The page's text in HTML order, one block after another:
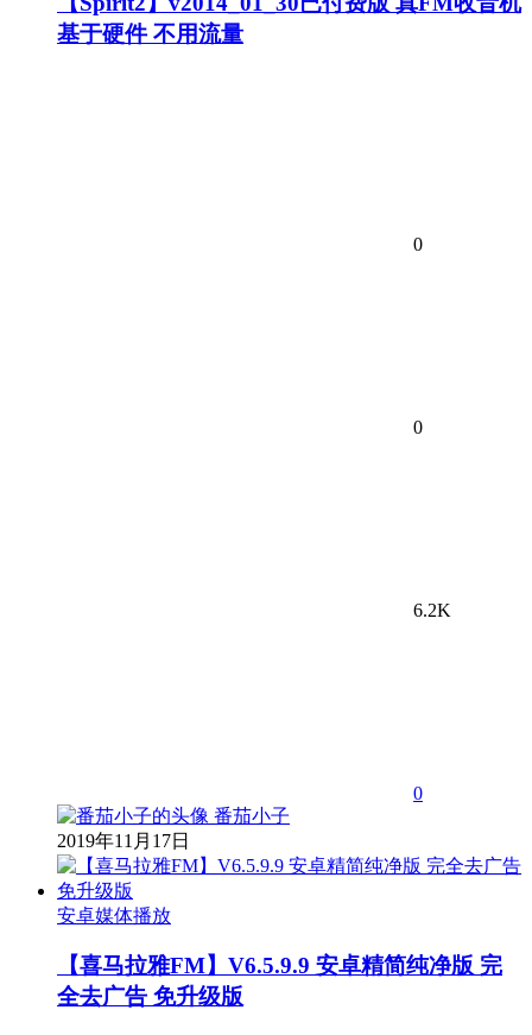
基于硬件 不用流量
0
0
6.2K
0
番茄小子
2019年11月17日
安卓媒体播放
【喜马拉雅FM】V6.5.9.9 安卓精简纯净版 完
全去广告 免升级版